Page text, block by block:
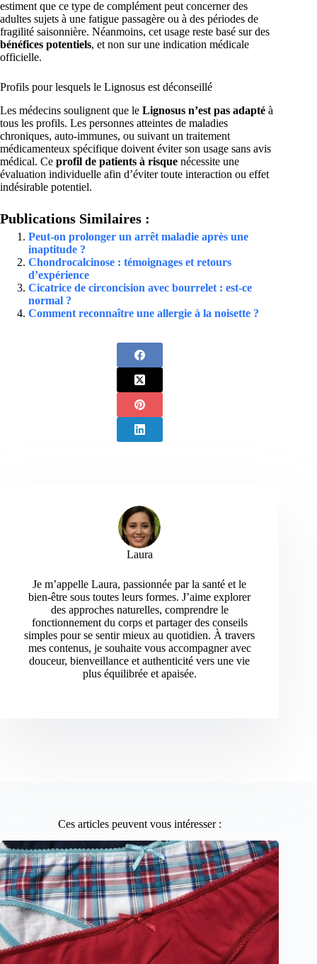
estiment que ce type de complément peut concerner des
adultes sujets à une fatigue passagère ou à des périodes de
fragilité saisonnière. Néanmoins, cet usage reste basé sur des
bénéfices potentiels, et non sur une indication médicale
officielle.
Profils pour lesquels le Lignosus est déconseillé
Les médecins soulignent que le Lignosus n’est pas adapté à
tous les profils. Les personnes atteintes de maladies
chroniques, auto-immunes, ou suivant un traitement
médicamenteux spécifique doivent éviter son usage sans avis
médical. Ce profil de patients à risque nécessite une
évaluation individuelle afin d’éviter toute interaction ou effet
indésirable potentiel.
Publications Similaires :
Peut-on prolonger un arrêt maladie après une
inaptitude ?
Chondrocalcinose : témoignages et retours
d’expérience
Cicatrice de circoncision avec bourrelet : est-ce
normal ?
Comment reconnaître une allergie à la noisette ?
Laura
Je m’appelle Laura, passionnée par la santé et le
bien-être sous toutes leurs formes. J’aime explorer
des approches naturelles, comprendre le
fonctionnement du corps et partager des conseils
simples pour se sentir mieux au quotidien. À travers
mes contenus, je souhaite vous accompagner avec
douceur, bienveillance et authenticité vers une vie
plus équilibrée et apaisée.
Ces articles peuvent vous intéresser :